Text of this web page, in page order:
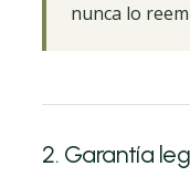
nunca lo
2. Garantía